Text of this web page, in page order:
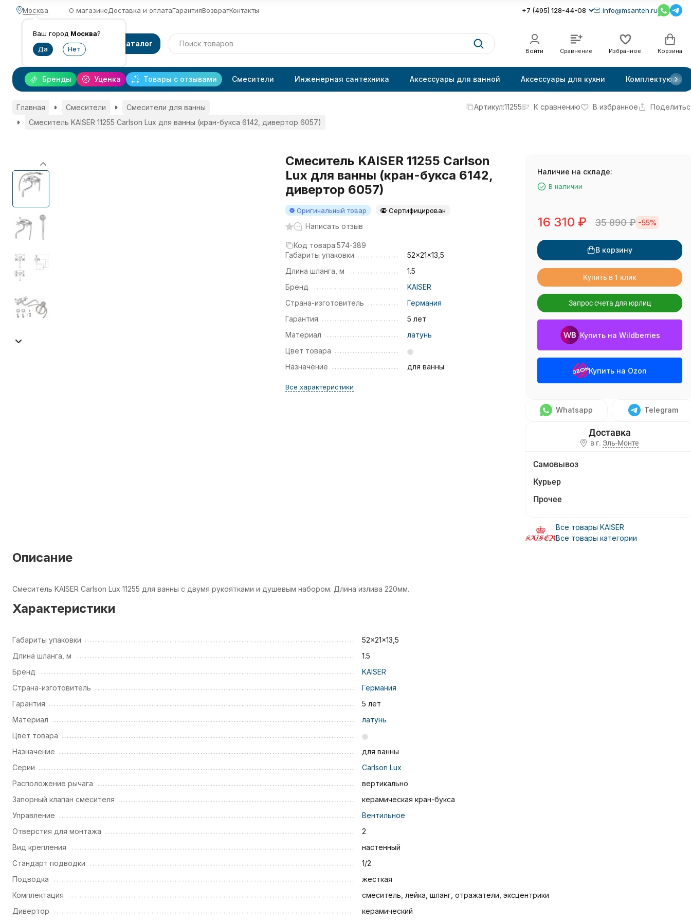
Москва
Ваш город Москва?
О магазинеДоставка и оплатаГарантияВозвратКонтакты +7 (495) 128-44-08 info@msanteh.ru
Каталог
Войти Сравнение Избранное Корзина
Уценка Товары с отзывами
Бренды Смесители Инженерная сантехника Аксессуары для ванной Аксессуары для кухни Комплектующие
Главная Смесители
Смесители для ванны
Смеситель KAISER 11255 Carlson Lux для ванны (кран-букса 6142, дивертор 6057)
Артикул:11255 К сравнению В избранное
Смеситель KAISER 11255 Carlson
Lux для ванны (кран-букса 6142,
дивертор 6057)
Оригинальный товар Сертифицирован
Написать отзыв
Код товара:574-389
Габариты упаковки
52x21x13,5
Длина шланга, м
1.5
Бренд
KAISER
Страна-изготовитель
Германия
Гарантия
5 лет
Материал
латунь
Цвет товара
Назначение
для ванны
Все характеристики
Наличие на складе:
В наличии
16 310 ₽ 35 890₽ -55%
В корзину
Купить в 1 клик
Запрос счета для юрлиц
Купить на Wildberries
Купить на Ozon
Whatsapp Telegram
в г. Эль-Монте
Самовывоз
Курьер
Прочее
Все товары KAISER
Все товары категории
Описание
Смеситель KAISER Carlson Lux 11255 для ванны с двумя рукоятками и душевым набором. Длина излива 220мм.
Характеристики
Габариты упаковки
52x21x13,5
Длина шланга, м
1.5
Бренд
KAISER
Страна-изготовитель
Германия
Гарантия
5 лет
Материал
латунь
Цвет товара
Назначение
для ванны
Серии
Carlson Lux
Расположение рычага
вертикально
Запорный клапан смесителя
керамическая кран-букса
Управление
Вентильное
Отверстия для монтажа
2
Вид крепления
настенный
Стандарт подводки
1/2
Подводка
жесткая
Комплектация
смеситель, лейка, шланг, отражатели, эксцентрики
Дивертор
керамический